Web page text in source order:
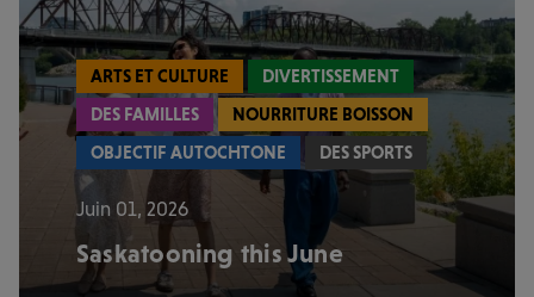
ARTS ET CULTURE
DIVERTISSEMENT
DES FAMILLES
NOURRITURE BOISSON
OBJECTIF AUTOCHTONE
DES SPORTS
Juin 01, 2026
Saskatooning this June